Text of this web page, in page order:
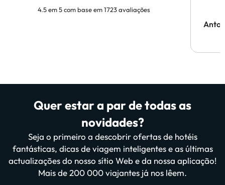
4.5 em 5 com base em 1723 avaliações
Quer estar a par de todas as
novidades?
Seja o primeiro a descobrir ofertas de hotéis
fantásticas, dicas de viagem inteligentes e as últimas
actualizações do nosso sítio Web e da nossa aplicação!
Mais de 200 000 viajantes já nos lêem.